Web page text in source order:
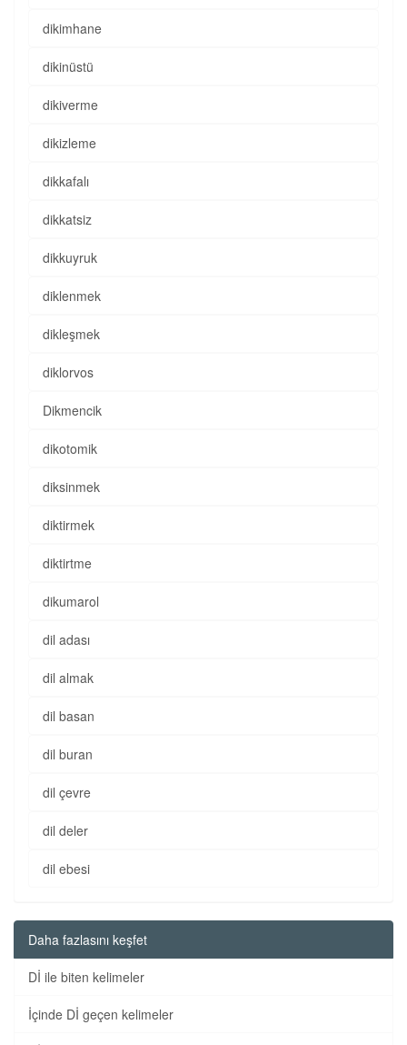
dikimhane
dikinüstü
dikiverme
dikizleme
dikkafalı
dikkatsiz
dikkuyruk
diklenmek
dikleşmek
diklorvos
Dikmencik
dikotomik
diksinmek
diktirmek
diktirtme
dikumarol
dil adası
dil almak
dil basan
dil buran
dil çevre
dil deler
dil ebesi
Daha fazlasını keşfet
Dİ ile biten kelimeler
İçinde Dİ geçen kelimeler